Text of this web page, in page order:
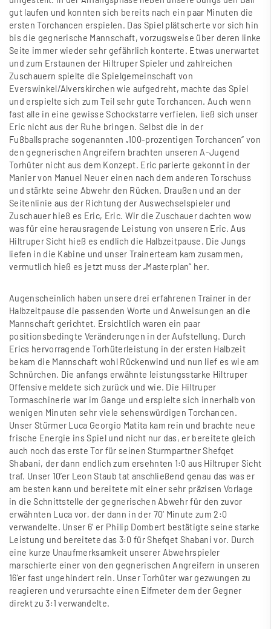
gut laufen und konnten sich bereits nach ein paar Minuten die
ersten Torchancen erspielen. Das Spiel plätscherte vor sich hin
bis die gegnerische Mannschaft, vorzugsweise über deren linke
Seite immer wieder sehr gefährlich konterte. Etwas unerwartet
und zum Erstaunen der Hiltruper Spieler und zahlreichen
Zuschauern spielte die Spielgemeinschaft von
Everswinkel/Alverskirchen wie aufgedreht, machte das Spiel
und erspielte sich zum Teil sehr gute Torchancen. Auch wenn
fast alle in eine gewisse Schockstarre verfielen, ließ sich unser
Eric nicht aus der Ruhe bringen. Selbst die in der
Fußballsprache sogenannten „100-prozentigen Torchancen“ von
den gegnerischen Angreifern brachten unseren A-Jugend
Torhüter nicht aus dem Konzept. Eric parierte gekonnt in der
Manier von Manuel Neuer einen nach dem anderen Torschuss
und stärkte seine Abwehr den Rücken. Draußen und an der
Seitenlinie aus der Richtung der Auswechselspieler und
Zuschauer hieß es Eric, Eric. Wir die Zuschauer dachten wow
was für eine herausragende Leistung von unseren Eric. Aus
Hiltruper Sicht hieß es endlich die Halbzeitpause. Die Jungs
liefen in die Kabine und unser Trainerteam kam zusammen,
vermutlich hieß es jetzt muss der „Masterplan“ her.
Augenscheinlich haben unsere drei erfahrenen Trainer in der
Halbzeitpause die passenden Worte und Anweisungen an die
Mannschaft gerichtet. Ersichtlich waren ein paar
positionsbedingte Veränderungen in der Aufstellung. Durch
Erics hervorragende Torhüterleistung in der ersten Halbzeit
bekam die Mannschaft wohl Rückenwind und nun lief es wie am
Schnürchen. Die anfangs erwähnte leistungsstarke Hiltruper
Offensive meldete sich zurück und wie. Die Hiltruper
Tormaschinerie war im Gange und erspielte sich innerhalb von
wenigen Minuten sehr viele sehenswürdigen Torchancen.
Unser Stürmer Luca Georgio Matita kam rein und brachte neue
frische Energie ins Spiel und nicht nur das, er bereitete gleich
auch noch das erste Tor für seinen Sturmpartner Shefqet
Shabani, der dann endlich zum ersehnten 1:0 aus Hiltruper Sicht
traf. Unser 10’er Leon Staub tat anschließend genau das was er
am besten kann und bereitete mit einer sehr präzisen Vorlage
in die Schnittstelle der gegnerischen Abwehr für den zuvor
erwähnten Luca vor, der dann in der 70‘ Minute zum 2:0
verwandelte. Unser 6‘ er Philip Dombert bestätigte seine starke
Leistung und bereitete das 3:0 für Shefqet Shabani vor. Durch
eine kurze Unaufmerksamkeit unserer Abwehrspieler
marschierte einer von den gegnerischen Angreifern in unseren
16’er fast ungehindert rein. Unser Torhüter war gezwungen zu
reagieren und verursachte einen Elfmeter dem der Gegner
direkt zu 3:1 verwandelte.